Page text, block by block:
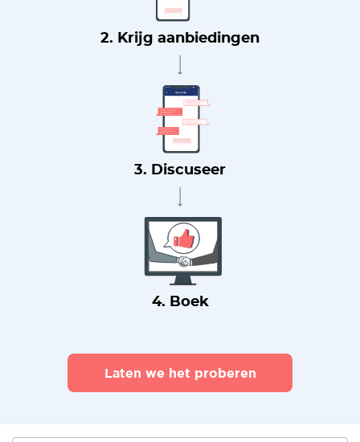
2. Krijg aanbiedingen
3. Discuseer
4. Boek
Laten we het proberen